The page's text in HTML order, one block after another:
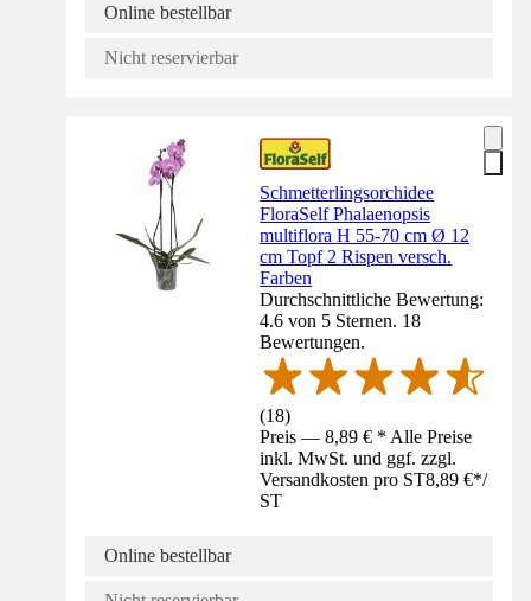
Online bestellbar
Nicht reservierbar
Schmetterlingsorchidee
FloraSelf Phalaenopsis
multiflora H 55-70 cm Ø 12
cm Topf 2 Rispen versch.
Farben
Durchschnittliche Bewertung:
4.6 von 5 Sternen. 18
Bewertungen.
(18)
Preis — 8,89 € * Alle Preise
inkl. MwSt. und ggf. zzgl.
Versandkosten pro ST8,89 €*/
ST
Online bestellbar